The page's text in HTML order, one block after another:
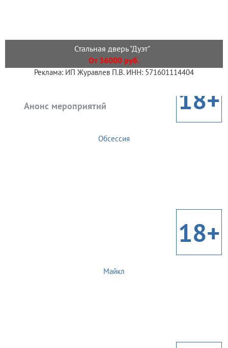
Стальная дверь "Дуэт"
От 36000 руб.
Реклама: ИП Журавлев П.В. ИНН: 571601114404
Анонс мероприятий 18+
Обсессия
18+
Майкл